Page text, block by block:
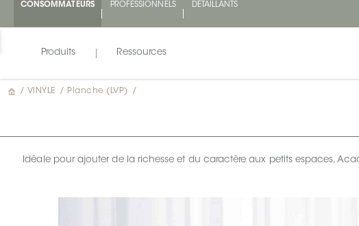
CONSOMMATEURS PROFESSIONNELS
DÉTAILLANTS
Produits Ressources
/ VINYLE / Planche (LVP) /
Idéale pour ajouter de la richesse et du caractère aux petits espaces,